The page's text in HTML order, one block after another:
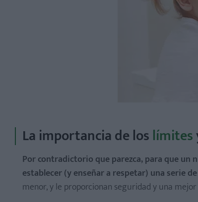
La importancia de loslímites
Por contradictorio que parezca, para que
establecer (y enseñar a respetar) una serie
menor, y le proporcionan seguridad y una